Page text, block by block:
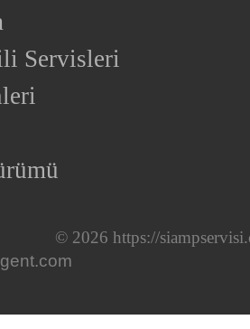
Servisleri
© 2026 https://